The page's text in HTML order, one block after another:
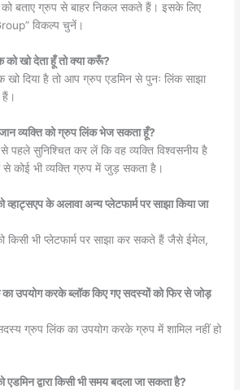
को बताए ग्रुप से बाहर निकल सकते हैं। इसके लिए
विकल्प चुनें।
खो देता हूँ तो क्या करूँ?
दिया है तो आप ग्रुप एडमिन से पुनः लिंक साझा
व्यक्ति को ग्रुप लिंक भेज सकता हूँ?
पहले सुनिश्चित कर लें कि वह व्यक्ति विश्वसनीय है
से कोई भी व्यक्ति ग्रुप में जुड़ सकता है।
के अलावा अन्य प्लेटफार्म पर साझा किया जा
किसी भी प्लेटफार्म पर साझा कर सकते हैं जैसे ईमेल,
उपयोग करके ब्लॉक किए गए सदस्यों को फिर से जोड़
ग्रुप लिंक का उपयोग करके ग्रुप में शामिल नहीं हो
द्वारा किसी भी समय बदला जा सकता है?